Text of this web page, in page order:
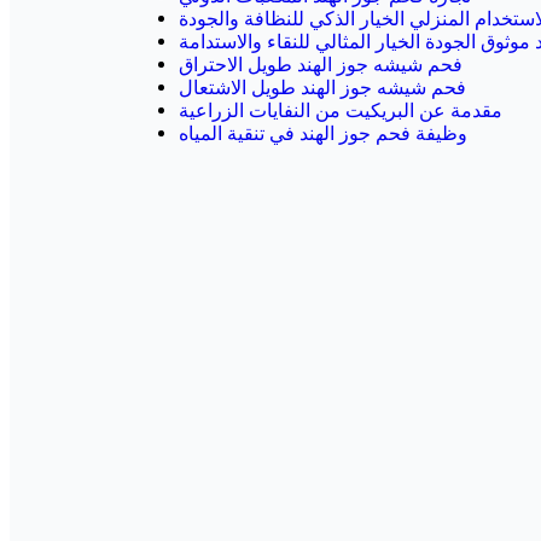
المنزلي الخيار الذكي للنظافة والجودة
الجودة الخيار المثالي للنقاء والاستدامة
فحم شيشه جوز الهند طويل الاحتراق
فحم شيشه جوز الهند طويل الاشتعال
مقدمة عن البريكيت من النفايات الزراعية
وظيفة فحم جوز الهند في تنقية المياه